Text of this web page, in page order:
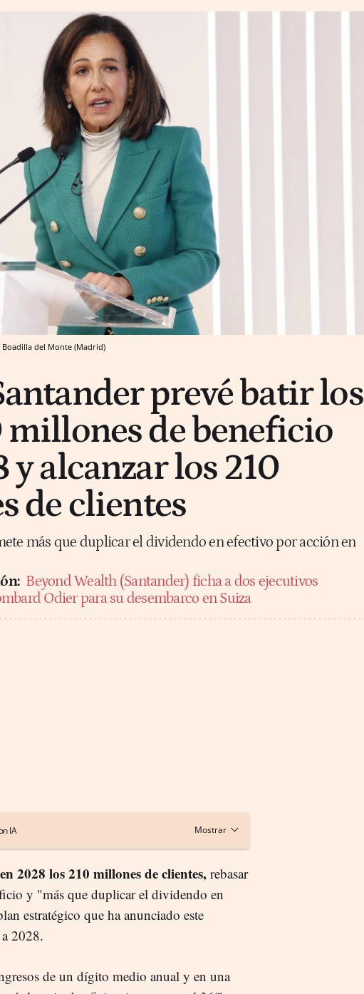
Boadilla del Monte (Madrid)
prevé batir los
de beneficio
y alcanzar los 210
de clientes
más que duplicar el dividendo en efectivo por acción en
Beyond Wealth (Santander) ficha a dos ejecutivos
Odier para su desembarco en Suiza
IA
2028 los 210 millones de clientes, rebasar
y "más que duplicar el dividendo en
estratégico que ha anunciado este
2028.
de un dígito medio anual y en una